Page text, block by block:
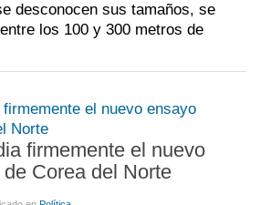
desconocen sus tamaños, se
los 100 y 300 metros de
firmemente el nuevo
Corea del Norte